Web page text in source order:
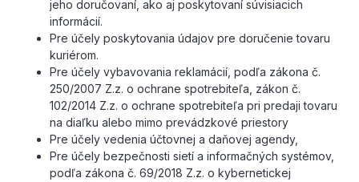
jeho doručovaní, ako aj poskytovaní súvisiacich
informácií.
Pre účely poskytovania údajov pre doručenie tovaru
kuriérom.
Pre účely vybavovania reklamácií, podľa zákona č.
250/2007 Z.z. o ochrane spotrebiteľa, zákon č.
102/2014 Z.z. o ochrane spotrebiteľa pri predaji tovaru
na diaľku alebo mimo prevádzkové priestory
Pre účely vedenia účtovnej a daňovej agendy,
Pre účely bezpečnosti sietí a informačných systémov,
podľa zákona č. 69/2018 Z.z. o kybernetickej